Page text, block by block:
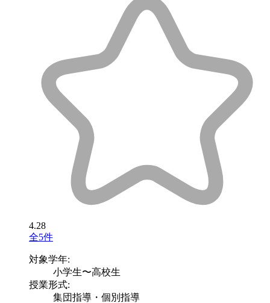
4.28
全5件
対象学年:
小学生〜高校生
授業形式:
集団指導・個別指導